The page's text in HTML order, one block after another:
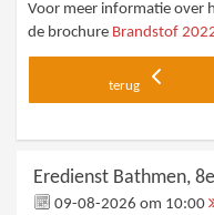
Voor meer informatie over
de brochure Brandstof
terug
Eredienst Bathmen,
09-08-2026 om 10:00